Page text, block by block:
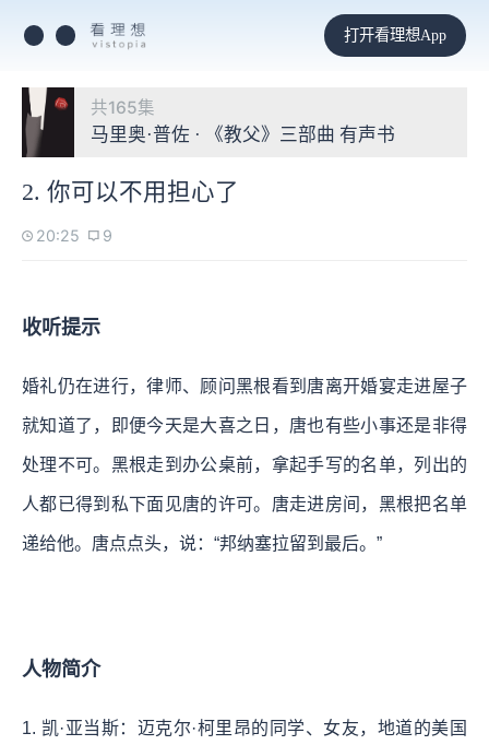
打开看理想App
共165集
马里奥·普佐 · 《教父》三部曲 有声书
2. 你可以不用担心了
20:25 9
收听提示
婚礼仍在进行，律师、顾问黑根看到唐离开婚宴走进屋子
就知道了，即便今天是大喜之日，唐也有些小事还是非得
处理不可。黑根走到办公桌前，拿起手写的名单，列出的
人都已得到私下面见唐的许可。唐走进房间，黑根把名单
递给他。唐点点头，说：“邦纳塞拉留到最后。”
人物简介
1. 凯·亚当斯：迈克尔·柯里昂的同学、女友，地道的美国